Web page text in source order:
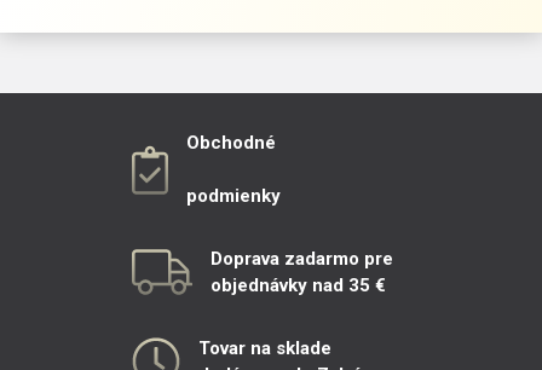
Obchodné
podmienky
Doprava zadarmo pre
objednávky nad 35 €
Tovar na sklade